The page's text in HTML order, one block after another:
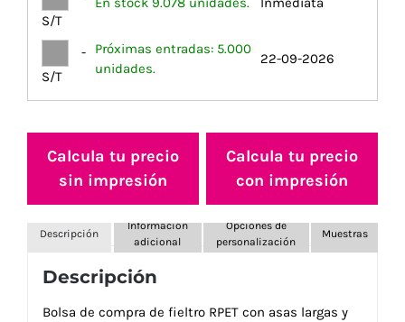
S/T
-
S/T
Próximas entradas: 5.000
unidades.
22-09-2026
Calcula tu precio
sin impresión
Calcula tu precio
con impresión
Descripción
Información
adicional
Opciones de
personalización
Muestras
Descripción
Bolsa de compra de fieltro RPET con asas largas y